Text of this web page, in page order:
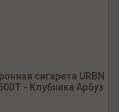
сигарета URBN
- Клубника Арбуз